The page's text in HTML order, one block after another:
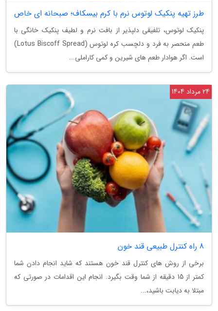
طرز تهیه پنکیک لوتوس نرم با کرم بیسکاف؛ صبحانه ای خاص
پنکیک لوتوس، تلفیقی دلپذیر از بافت نرم و لطیف پنکیک خانگی با
طعم منحصر به فرد و دلچسب کره لوتوس (Lotus Biscoff Spread)
است. اگر هوادار طعم های شیرین و کمی کاراملی...
8 راه کنترل طبیعی قند خون
برخی از روش های کنترل قند خون هستند که شاید انجام دادن شما
کمتر از 15 دقیقه از شما وقت بگیرد. انجام این اقدامات در صورتی که
مبتلا به دیابت باشید،...
24 مرداد 1404